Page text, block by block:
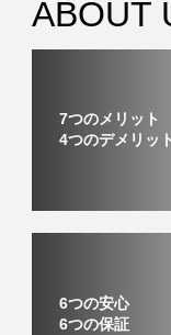
ABOUT
7つのメリット
4つのデメリット
6つの安心
6つの保証